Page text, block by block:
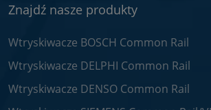
Znajdź nasze produkty
Wtryskiwacze BOSCH Common Rail
Wtryskiwacze DELPHI Common Rail
Wtryskiwacze DENSO Common Rail